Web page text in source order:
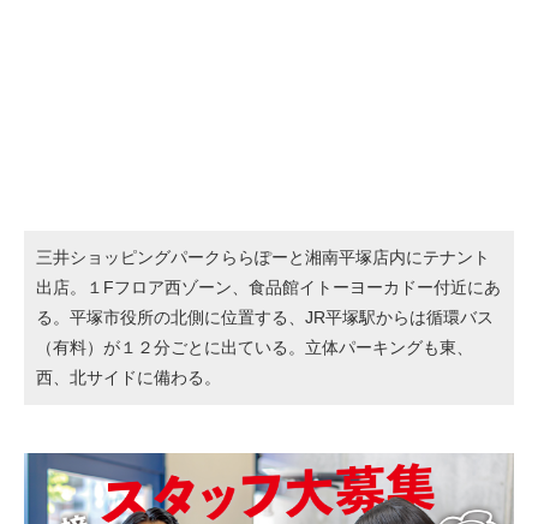
三井ショッピングパークららぽーと湘南平塚店内にテナント
出店。１Fフロア西ゾーン、食品館イトーヨーカドー付近にあ
る。平塚市役所の北側に位置する、JR平塚駅からは循環バス
（有料）が１２分ごとに出ている。立体パーキングも東、
西、北サイドに備わる。